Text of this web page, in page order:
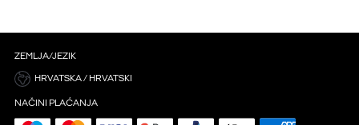
ZEMLJA/JEZIK
HRVATSKA / HRVATSKI
NAČINI PLAĆANJA